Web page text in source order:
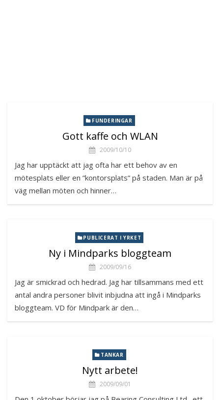
FUNDERINGAR
Gott kaffe och WLAN
2009/10/10
Jag har upptäckt att jag ofta har ett behov av en
mötesplats eller en ”kontorsplats” på staden. Man är på
väg mellan möten och hinner…
PUBLICERAT I YRKET
Ny i Mindparks bloggteam
2009/09/16
Jag är smickrad och hedrad. Jag har tillsammans med ett
antal andra personer blivit inbjudna att ingå i Mindparks
bloggteam. VD för Mindpark är den…
TANKAR
Nytt arbete!
2009/09/01